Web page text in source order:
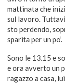
mattinata che
sul lavoro.
sto perdendo,
sparita per un po’.
Sono le 13.15 e
e ora avverto un
ragazzo a casa,